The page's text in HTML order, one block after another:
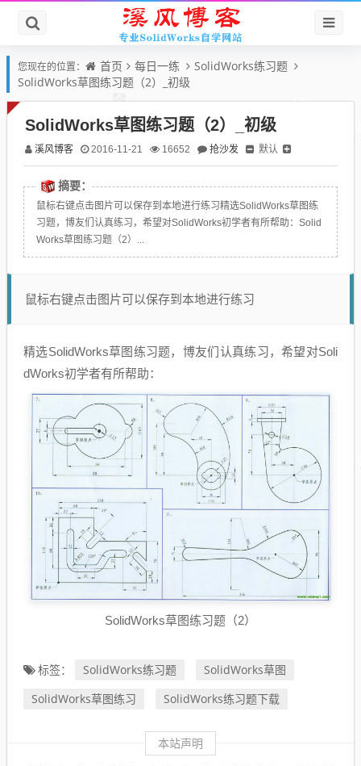
您现在的位置： 首页 每日一练
SolidWorks练习题
SolidWorks草图练习题（2）_初级
SolidWorks草图练习题（2）_初级
溪风博客 2016-11-21 16652 抢沙发 默认
摘要：
鼠标右键点击图片可以保存到本地进行练习精选SolidWorks草图练
习题，博友们认真练习，希望对SolidWorks初学者有所帮助：Solid
Works草图练习题（2）...
鼠标右键点击图片可以保存到本地进行练习
精选SolidWorks草图练习题，博友们认真练习，希望对Soli
dWorks初学者有所帮助：
SolidWorks草图练习题（2）
标签： SolidWorks练习题
SolidWorks草图
SolidWorks草图练习
SolidWorks练习题下载
本站声明